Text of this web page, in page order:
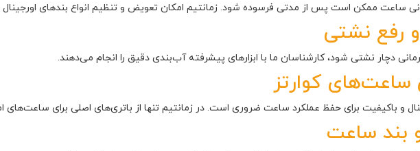
ساعت ممکن است پس از مدتی فرسوده شود. زمانتیم امکان تعویض و تنظیم انواع بندهای اورجینال
رفع نشتی
دچار نشتی شود، کارشناسان ما با ابزارهای پیشرفته آب‌بندی دقیق را انجام می‌دهند.
کوارتز
و باکیفیت برای حفظ عملکرد ساعت ضروری است. در زمانتیم تنها از باتری‌های اصلی برای ساعت‌های
بند ساعت